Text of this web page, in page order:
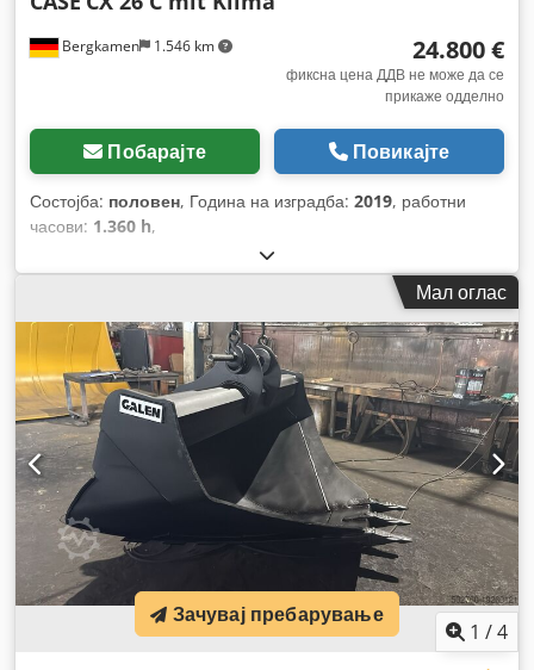
Bergkamen 1.546 km 24.800 €
фиксна цена ДДВ не може да се
прикаже одделно
Побарајте Повикајте
Состојба: половен, Година на изградба: 2019, работни
часови: 1.360 h,
Мал оглас
1 /4
Зачувај пребарување